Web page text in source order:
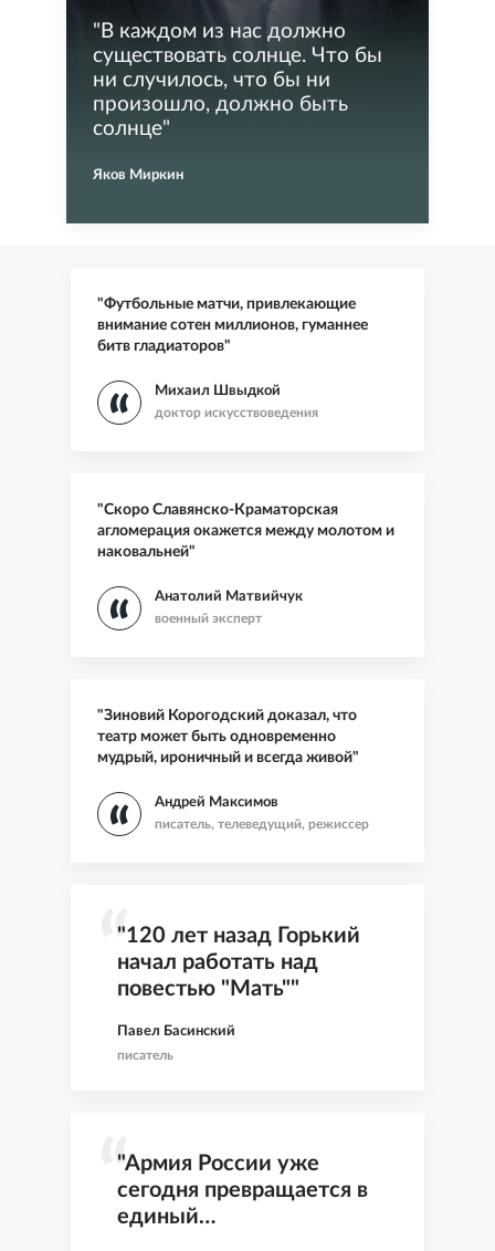
" В каждом из нас должно
существовать солнце. Что бы
ни случилось, что бы ни
произошло, должно быть
солнце"
Яков Миркин
"Футбольные матчи, привлекающие
внимание сотен миллионов, гуманнее
битв гладиаторов"
Михаил Швыдкой
доктор искусствоведения
"Скоро Славянско-Краматорская
агломерация окажется между молотом и
наковальней"
Анатолий Матвийчук
военный эксперт
"Зиновий Корогодский доказал, что
театр может быть одновременно
мудрый, ироничный и всегда живой"
Андрей Максимов
писатель, телеведущий, режиссер
"120 лет назад Горький
начал работать над
повестью "Мать""
Павел Басинский
писатель
"Армия России уже
сегодня превращается в
единый